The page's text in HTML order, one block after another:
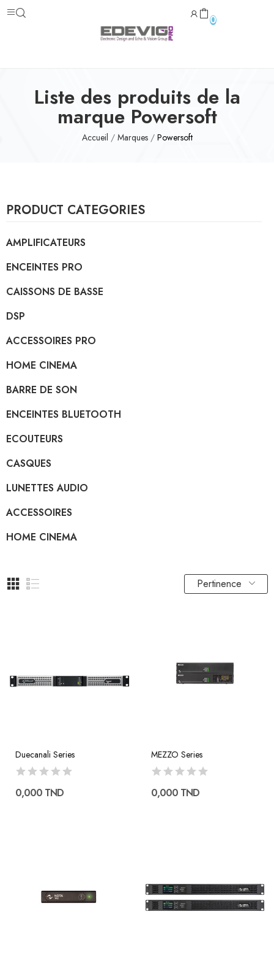
0
Liste des produits de la
marque Powersoft
Accueil Marques Powersoft
PRODUCT CATEGORIES
AMPLIFICATEURS
ENCEINTES PRO
CAISSONS DE BASSE
DSP
ACCESSOIRES PRO
HOME CINEMA
BARRE DE SON
ENCEINTES BLUETOOTH
ECOUTEURS
CASQUES
LUNETTES AUDIO
ACCESSOIRES
HOME CINEMA
Pertinence
Duecanali Series
0,000 TND
MEZZO Series
0,000 TND